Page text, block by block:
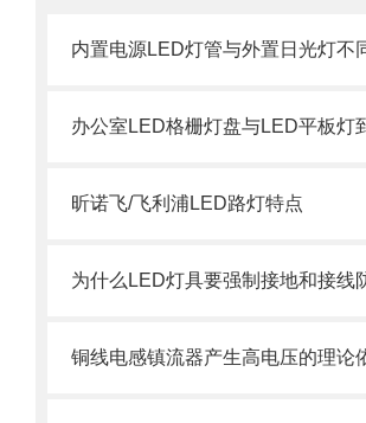
内置电源LED灯管与外置日光灯不
昕诺飞/飞利浦LED路灯特点
为什么LED灯具要强制接地和接线
铜线电感镇流器产生高电压的理论